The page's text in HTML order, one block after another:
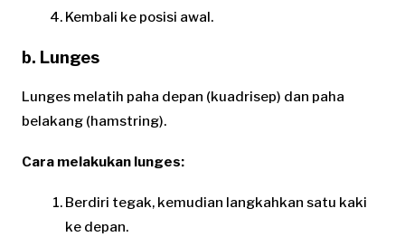
Kembali ke posisi awal.
b. Lunges
Lunges melatih paha depan (kuadrisep) dan paha
belakang (hamstring).
Cara melakukan lunges:
Berdiri tegak, kemudian langkahkan satu kaki
ke depan.